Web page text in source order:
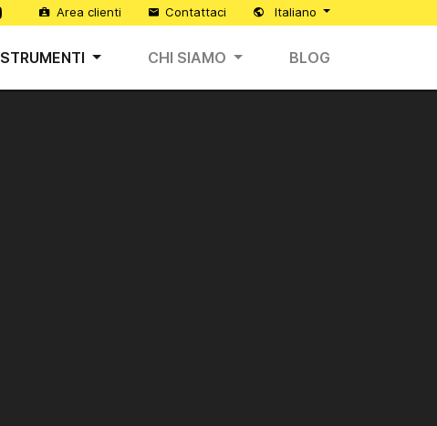
Area clienti Contattaci Italiano
STRUMENTI CHI SIAMO BLOG